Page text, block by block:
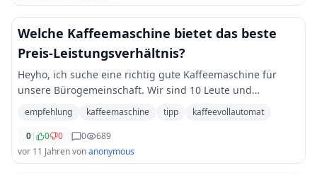
Welche Kaffeemaschine bietet das beste
Preis-Leistungsverhältnis?
Heyho, ich suche eine richtig gute Kaffeemaschine für
unsere Bürogemeinschaft. Wir sind 10 Leute und
brauchen alle unseren Kaffee um über den Arbeitstag zu
kommen. Welche Kaffeemaschine ist für uns di
empfehlung kaffeemaschine tipp
kaffeevollautomat
0| 0 0 0
689
vor 11 Jahrenvonanonymous